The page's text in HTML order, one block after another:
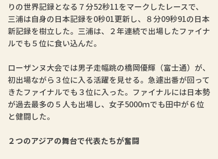
りの世界記録となる７分52秒11をマークしたレースで、
三浦は自身の日本記録を0秒01更新し、８分09秒91の日本
新記録を樹立した。三浦は、２年連続で出場したファイナ
ルでも５位に食い込んだ。
ローザンヌ大会では男子走幅跳の橋岡優輝（富士通）が、
初出場ながら３位に入る活躍を見せる。急遽出番が回って
きたファイナルでも３位に入った。ファイナルには日本勢
が過去最多の５人も出場し、女子5000ｍでも田中が６位
と健闘した。
２つのアジアの舞台で代表たちが奮闘